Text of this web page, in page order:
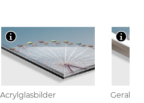
Acrylglasbilder